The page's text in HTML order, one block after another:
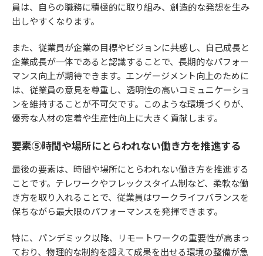
員は、自らの職務に積極的に取り組み、創造的な発想を生み
出しやすくなります。
また、従業員が企業の目標やビジョンに共感し、自己成長と
企業成長が一体であると認識することで、長期的なパフォー
マンス向上が期待できます。エンゲージメント向上のために
は、従業員の意見を尊重し、透明性の高いコミュニケーショ
ンを維持することが不可欠です。このような環境づくりが、
優秀な人材の定着や生産性向上に大きく貢献します。
要素⑤時間や場所にとらわれない働き方を推進する
最後の要素は、時間や場所にとらわれない働き方を推進する
ことです。テレワークやフレックスタイム制など、柔軟な働
き方を取り入れることで、従業員はワークライフバランスを
保ちながら最大限のパフォーマンスを発揮できます。
特に、パンデミック以降、リモートワークの重要性が高まっ
ており、物理的な制約を超えて成果を出せる環境の整備が急